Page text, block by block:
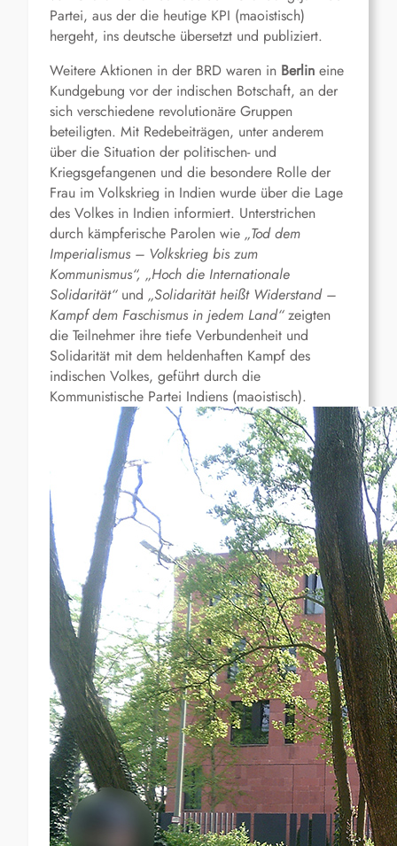
Partei, aus der die heutige KPI (maoistisch)
hergeht, ins deutsche übersetzt und publiziert.
Weitere Aktionen in der BRD waren in Berlin eine
Kundgebung vor der indischen Botschaft, an der
sich verschiedene revolutionäre Gruppen
beteiligten. Mit Redebeiträgen, unter anderem
über die Situation der politischen- und
Kriegsgefangenen und die besondere Rolle der
Frau im Volkskrieg in Indien wurde über die Lage
des Volkes in Indien informiert. Unterstrichen
durch kämpferische Parolen wie „Tod dem
Imperialismus – Volkskrieg bis zum
Kommunismus“, „Hoch die Internationale
Solidarität“ und „Solidarität heißt Widerstand –
Kampf dem Faschismus in jedem Land“zeigten
die Teilnehmer ihre tiefe Verbundenheit und
Solidarität mit dem heldenhaften Kampf des
indischen Volkes, geführt durch die
Kommunistische Partei Indiens (maoistisch).